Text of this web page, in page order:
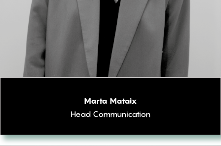
Marta Mataix
Head Communication